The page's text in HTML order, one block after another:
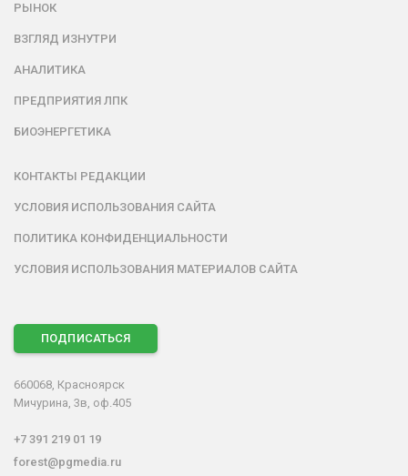
РЫНОК
ВЗГЛЯД ИЗНУТРИ
АНАЛИТИКА
ПРЕДПРИЯТИЯ ЛПК
БИОЭНЕРГЕТИКА
КОНТАКТЫ РЕДАКЦИИ
УСЛОВИЯ ИСПОЛЬЗОВАНИЯ САЙТА
ПОЛИТИКА КОНФИДЕНЦИАЛЬНОСТИ
УСЛОВИЯ ИСПОЛЬЗОВАНИЯ МАТЕРИАЛОВ САЙТА
ПОДПИСАТЬСЯ
660068, Красноярск
Мичурина, 3в, оф.405
+7 391 219 01 19
forest@pgmedia.ru